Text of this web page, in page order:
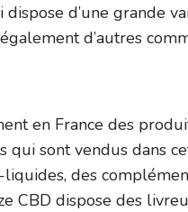
d’une grande
d’autres
en France des
qui sont vendus dans
des
CBD dispose des